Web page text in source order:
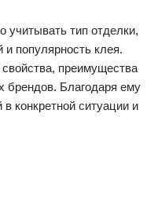
учитывать тип отделки,
популярность клея.
преимущества
брендов. Благодаря ему
конкретной ситуации и